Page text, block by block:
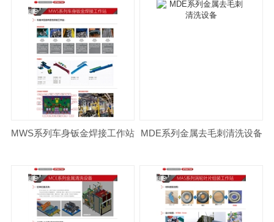
MWS系列车身钣金焊接工作站 MDE系列金属去毛刺清洗设备